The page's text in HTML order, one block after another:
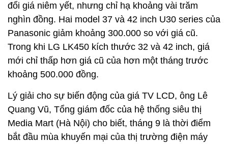
đổi giá niêm yết, nhưng chỉ hạ khoảng vài trăm
nghìn đồng. Hai model 37 và 42 inch U30 series của
Panasonic giảm khoảng 300.000 so với giá cũ.
Trong khi LG LK450 kích thước 32 và 42 inch, giá
mới chỉ thấp hơn giá cũ của hơn một tháng trước
khoảng 500.000 đồng.
Lý giải cho sự biến động của giá TV LCD, ông Lê
Quang Vũ, Tổng giám đốc của hệ thống siêu thị
Media Mart (Hà Nội) cho biết, tháng 9 là thời điểm
bắt đầu mùa khuyến mại của thị trường điện máy